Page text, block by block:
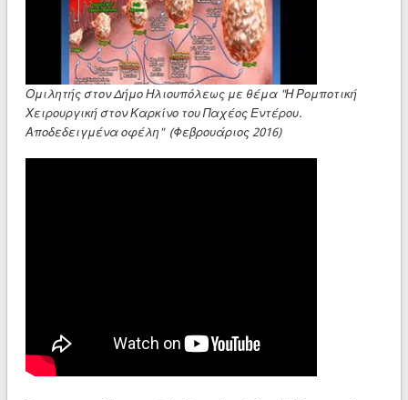
Ομιλητής στον Δήμο Ηλιουπόλεως με θέμα "Η Ρομποτική
Χειρουργική στον Καρκίνο του Παχέος Εντέρου.
Αποδεδειγμένα οφέλη" (Φεβρουάριος 2016)